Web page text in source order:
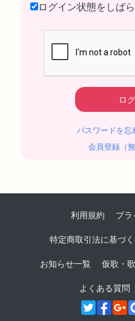
ログイン状態をしば
パスワードを忘
会員登録（
利用規約 プラ
特定商取引法に基づ
お知らせ一覧 仮歌・
よくある質問